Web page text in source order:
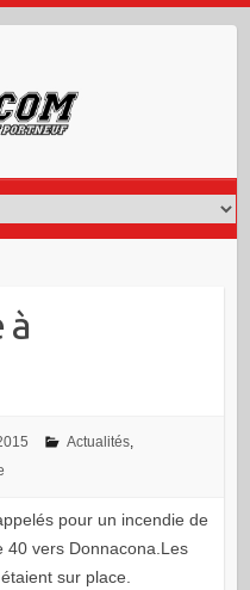
à
Actualités,
pour un incendie de
40 vers Donnacona.Les
sur place.